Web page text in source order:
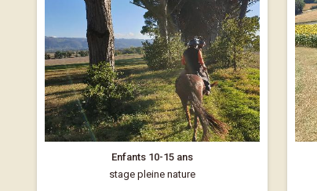
Enfants 10-15 ans
stage pleine nature